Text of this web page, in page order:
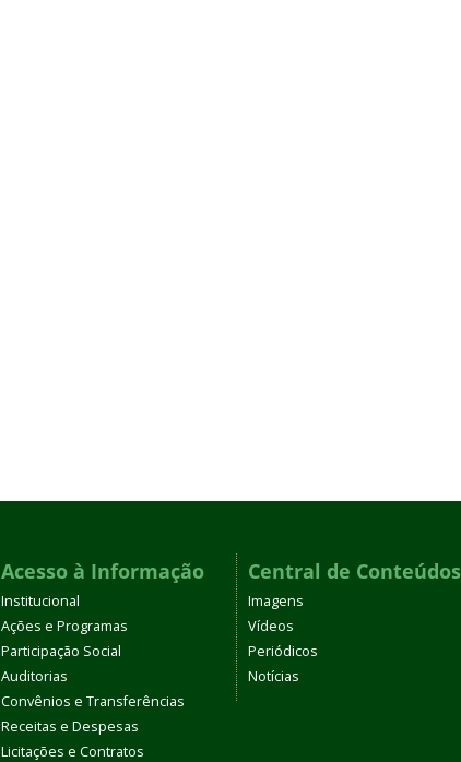
Acesso à Informação
Institucional
Ações e Programas
Participação Social
Auditorias
Convênios e Transferências
Receitas e Despesas
Licitações e Contratos
Central de Conteúdos
Imagens
Vídeos
Periódicos
Notícias